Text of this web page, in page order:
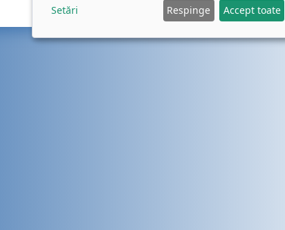
Setări Respinge Accept toate